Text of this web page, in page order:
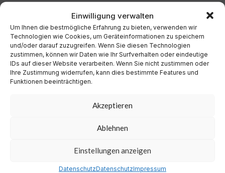
Einwilligung verwalten
Um Ihnen die bestmögliche Erfahrung zu bieten, verwenden wir
Technologien wie Cookies, um Geräteinformationen zu speichern
und/oder darauf zuzugreifen. Wenn Sie diesen Technologien
zustimmen, können wir Daten wie Ihr Surfverhalten oder eindeutige
IDs auf dieser Website verarbeiten. Wenn Sie nicht zustimmen oder
Ihre Zustimmung widerrufen, kann dies bestimmte Features und
Funktionen beeinträchtigen.
Akzeptieren
Ablehnen
Einstellungen anzeigen
DatenschutzDatenschutzImpressum
Dezember 2024
November 2024
Oktober 2024
September 2024
August 2024
Juli 2024
Juni 2024
Mai 2024
November 2023
Oktober 2023